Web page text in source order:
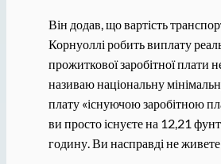
Він додав, що вартість
Корнуоллі робить виплату
прожиткової заробітної плати
називаю національну
плату «існуючою заробітною
ви просто існуєте на 12,21
годину. Ви насправді не